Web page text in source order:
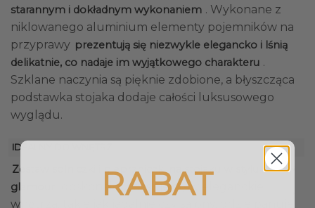
starannym i dokładnym wykonaniem . Wykonane z
niklowanego aluminium elementy pojemników na
przyprawy prezentują się niezwykle elegancko i lśnią
delikatnie, co nadaje im wyjątkowego charakteru .
Szklane naczynia są pięknie zdobione, a błyszcząca
podstawka stojaka dodaje całości luksusowego
wyglądu.
IDEALNY DO WNĘTRZ
Zestaw solniczki i pieprzniczki na stojaku w stylu
glamour
doskonale wpasuje się w eleganckie
wnętrza, takie jak jadalnie czy salony, gdzie panuje
RABAT